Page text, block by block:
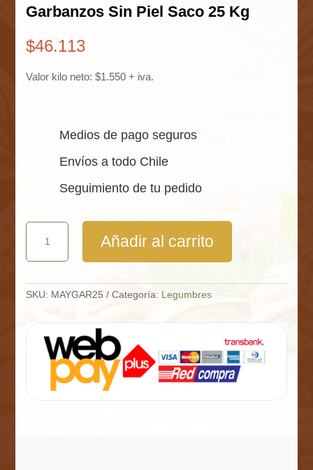
Garbanzos Sin Piel Saco 25 Kg
$46.113
Valor kilo neto: $1.550 + iva.
Medios de pago seguros
Envíos a todo Chile
Seguimiento de tu pedido
Garbanzos
25
Kg
Añadir al carrito
SKU: MAYGAR25 Categoría: Legumbres